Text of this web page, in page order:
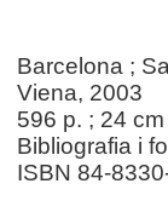
Barcelona ;
Viena, 2003
596 p. ; 24 cm
Bibliografia i
ISBN 84-